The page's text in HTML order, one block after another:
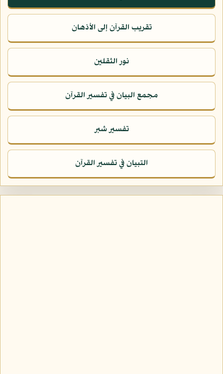
تقريب القرآن إلى الأذهان
نور الثقلين
مجمع البيان في تفسير القرآن
تفسير شبر
التبيان في تفسير القرآن